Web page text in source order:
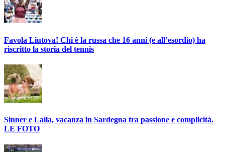
Favola Liutova! Chi è la russa che 16 anni (e all’esordio) ha
riscritto la storia del tennis
Sinner e Laila, vacanza in Sardegna tra passione e complicità.
LE FOTO